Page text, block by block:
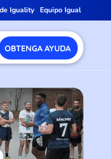
Iguality Equipo Igual
OBTENGA AYUDA